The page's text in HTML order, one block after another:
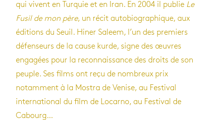
qui vivent en Turquie et en Iran. En 2004 il publie Le
Fusil de mon père, un récit autobiographique, aux
éditions du Seuil. Hiner Saleem, l’un des premiers
défenseurs de la cause kurde, signe des œuvres
engagées pour la reconnaissance des droits de son
peuple. Ses films ont reçu de nombreux prix
notamment à la Mostra de Venise, au Festival
international du film de Locarno, au Festival de
Cabourg…